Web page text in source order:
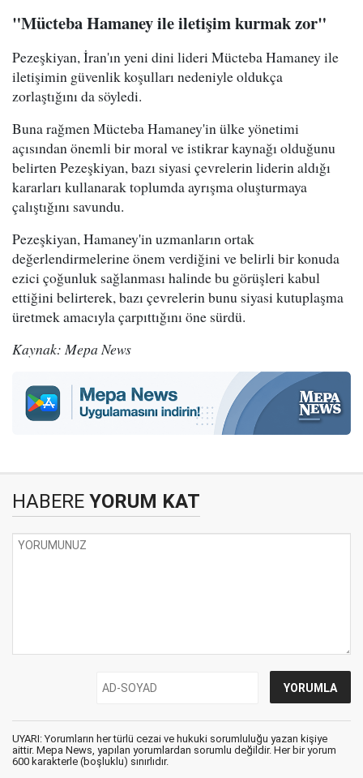
"Mücteba Hamaney ile iletişim kurmak zor"
Pezeşkiyan, İran'ın yeni dini lideri Mücteba Hamaney ile
iletişimin güvenlik koşulları nedeniyle oldukça
zorlaştığını da söyledi.
Buna rağmen Mücteba Hamaney'in ülke yönetimi
açısından önemli bir moral ve istikrar kaynağı olduğunu
belirten Pezeşkiyan, bazı siyasi çevrelerin liderin aldığı
kararları kullanarak toplumda ayrışma oluşturmaya
çalıştığını savundu.
Pezeşkiyan, Hamaney'in uzmanların ortak
değerlendirmelerine önem verdiğini ve belirli bir konuda
ezici çoğunluk sağlanması halinde bu görüşleri kabul
ettiğini belirterek, bazı çevrelerin bunu siyasi kutuplaşma
üretmek amacıyla çarpıttığını öne sürdü.
Kaynak: Mepa News
HABERE YORUM KAT
UYARI: Yorumların her türlü cezai ve hukuki sorumluluğu yazan kişiye
aittir. Mepa News, yapılan yorumlardan sorumlu değildir. Her bir yorum
600 karakterle (boşluklu) sınırlıdır.